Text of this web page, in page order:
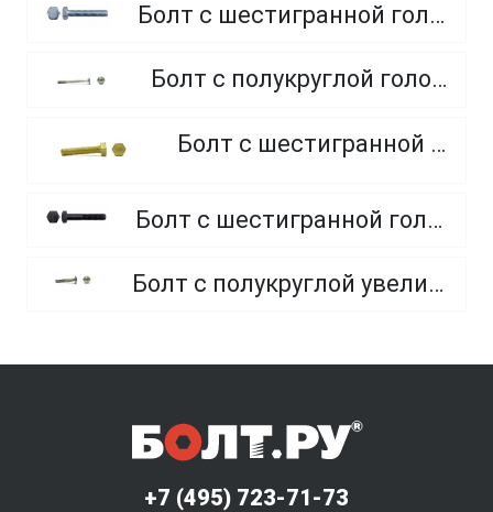
Болт с шестигранной головкой, полная резьба, класс прочности 10.9 и 12.9
Болт с полукруглой головкой и квадратным подголовником
Болт с шестигранной головкой, из латуни
Болт с шестигранной головкой, неполная резьба, класс прочности 10.9 и 12.9
Болт с полукруглой увеличенной головкой и усом класса точности C (мебельный)
+7 (495) 723-71-73